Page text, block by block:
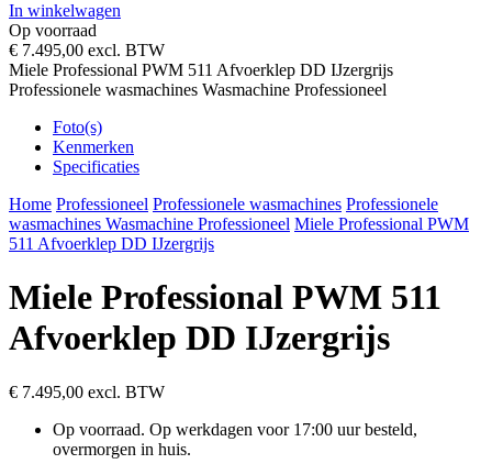
In winkelwagen
Op voorraad
€ 7.495,00 excl. BTW
Miele Professional PWM 511 Afvoerklep DD IJzergrijs
Professionele wasmachines Wasmachine Professioneel
Foto(s)
Kenmerken
Specificaties
Home Professioneel Professionele wasmachines Professionele
wasmachines Wasmachine Professioneel Miele Professional PWM
511 Afvoerklep DD IJzergrijs
Miele Professional PWM 511
Afvoerklep DD IJzergrijs
€ 7.495,00 excl. BTW
Op voorraad. Op werkdagen voor 17:00 uur besteld,
overmorgen in huis.